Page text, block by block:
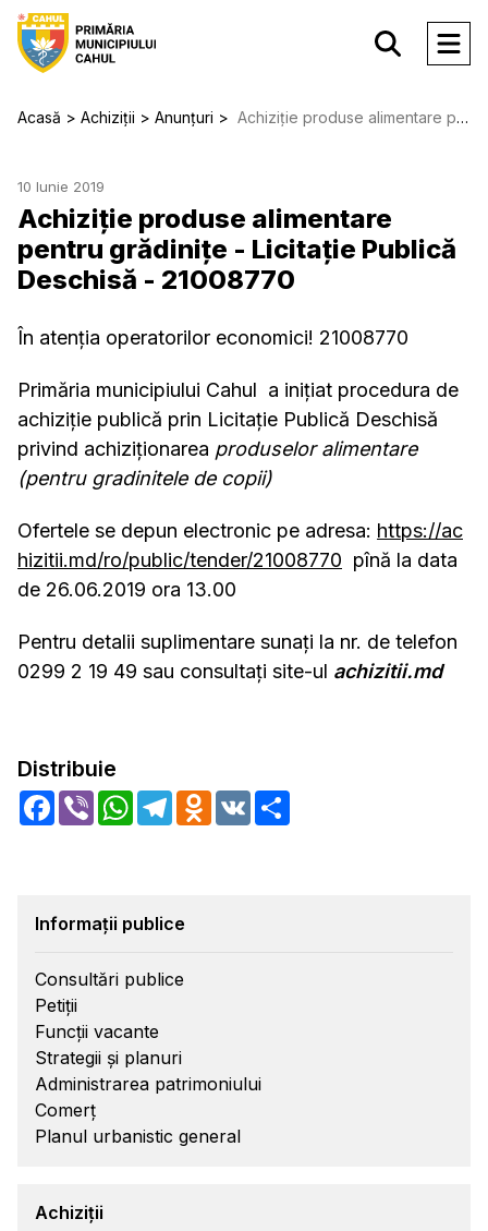
Acasă Achiziții Anunțuri Achiziție produse alimentare pentru grădinițe - Licitație Publică Deschisă - 21008770
10 Iunie 2019
Achiziție produse alimentare
pentru grădinițe - Licitație Publică
Deschisă - 21008770
În atenția operatorilor economici! 21008770
Primăria municipiului Cahul a inițiat procedura de
achiziție publică prin Licitație Publică Deschisă
privind achiziționarea produselor alimentare
(pentru gradinitele de copii)
Ofertele se depun electronic pe adresa: https://ac
hizitii.md/ro/public/tender/21008770 pînă la data
de 26.06.2019 ora 13.00
Pentru detalii suplimentare sunați la nr. de telefon
0299 2 19 49 sau consultați site-ul achizitii.md
Distribuie
Facebook
Viber WhatsApp
TelegramOdnoklassniki
VK
Informații publice
Consultări publice
Petiții
Funcții vacante
Strategii și planuri
Administrarea patrimoniului
Comerț
Planul urbanistic general
Achiziții